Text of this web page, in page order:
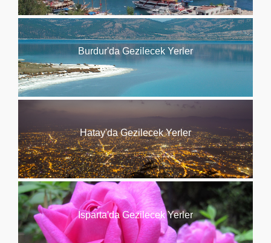
Burdur'da Gezilecek Yerler
Hatay'da Gezilecek Yerler
Isparta'da Gezilecek Yerler